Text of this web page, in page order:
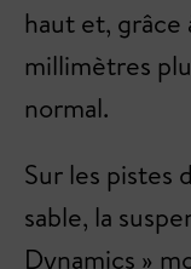
haut et, grâce
millimètres
normal.
Sur les pistes
sable, la
Dynamics »